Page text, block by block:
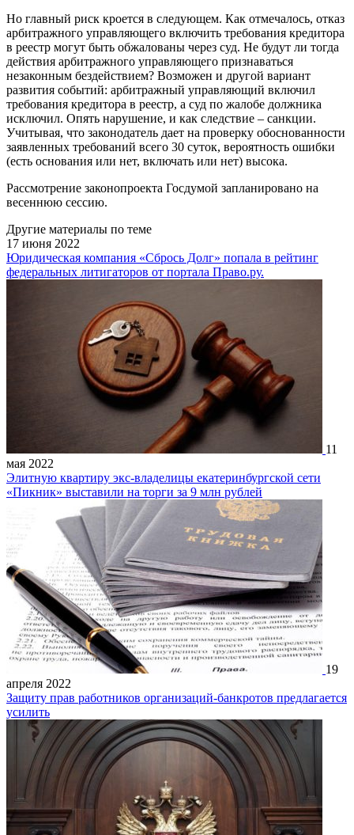
Но главный риск кроется в следующем. Как отмечалось, отказ
арбитражного управляющего включить требования кредитора
в реестр могут быть обжалованы через суд. Не будут ли тогда
действия арбитражного управляющего признаваться
незаконным бездействием? Возможен и другой вариант
развития событий: арбитражный управляющий включил
требования кредитора в реестр, а суд по жалобе должника
исключил. Опять нарушение, и как следствие – санкции.
Учитывая, что законодатель дает на проверку обоснованности
заявленных требований всего 30 суток, вероятность ошибки
(есть основания или нет, включать или нет) высока.
Рассмотрение законопроекта Госдумой запланировано на
весеннюю сессию.
Другие материалы по теме
17 июня 2022
Юридическая компания «Сбрось Долг» попала в рейтинг
федеральных литигаторов от портала Право.ру.
11
мая 2022
Элитную квартиру экс-владелицы екатеринбургской сети
«Пикник» выставили на торги за 9 млн рублей
19
апреля 2022
Защиту прав работников организаций-банкротов предлагается
усилить